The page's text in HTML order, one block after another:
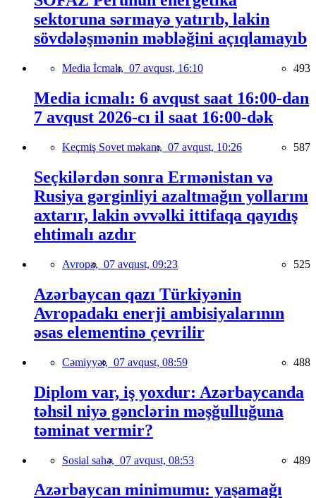
sektoruna sərmayə yatırıb, lakin
sövdələşmənin məbləğini açıqlamayıb
Media İcmalı, 07 avqust, 16:10 493
Media icmalı: 6 avqust saat 16:00-dan
7 avqust 2026-cı il saat 16:00-dək
Keçmiş Sovet məkanı, 07 avqust, 10:26 587
Seçkilərdən sonra Ermənistan və
Rusiya gərginliyi azaltmağın yollarını
axtarır, lakin əvvəlki ittifaqa qayıdış
ehtimalı azdır
Avropa, 07 avqust, 09:23 525
Azərbaycan qazı Türkiyənin
Avropadakı enerji ambisiyalarının
əsas elementinə çevrilir
Cəmiyyət, 07 avqust, 08:59 488
Diplom var, iş yoxdur: Azərbaycanda
təhsil niyə gənclərin məşğulluğuna
təminat vermir?
Sosial sahə, 07 avqust, 08:53 489
Azərbaycan minimumu: yaşamağı